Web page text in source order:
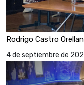
Rodrigo Castro
4 de septiembre de